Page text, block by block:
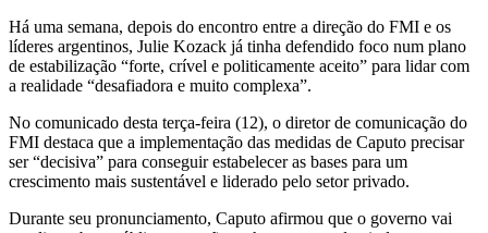
Há uma semana, depois do encontro entre a direção do FMI e os
líderes argentinos, Julie Kozack já tinha defendido foco num plano
de estabilização “forte, crível e politicamente aceito” para lidar com
a realidade “desafiadora e muito complexa”.
No comunicado desta terça-feira (12), o diretor de comunicação do
FMI destaca que a implementação das medidas de Caputo precisar
ser “decisiva” para conseguir estabelecer as bases para um
crescimento mais sustentável e liderado pelo setor privado.
Durante seu pronunciamento, Caputo afirmou que o governo vai